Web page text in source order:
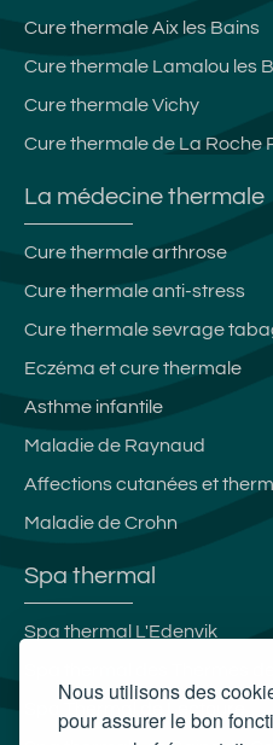
Nous utilisons des
pour assurer le bon
Cure thermale Aix les Bains
Cure thermale Lamalou les
Cure thermale Vichy
Cure thermale de La Roche
La médecine thermale
Cure thermale arthrose
Cure thermale anti-stress
Cure thermale sevrage
Eczéma et cure thermale
Asthme infantile
Maladie de Raynaud
Affections cutanées et
Maladie de Crohn
Spa thermal
Spa thermal L'Edenvik